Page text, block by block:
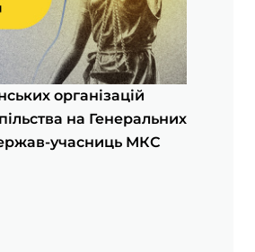
організацій
на Генеральних
учасниць МКС